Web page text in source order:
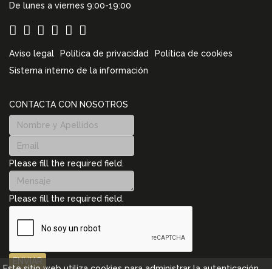
De lunes a viernes 9:00-19:00
Aviso legal Política de privacidad
Política de cookies
Sistema interno de la información
CONTACTA CON NOSOTROS
Please fill the required field.
Please fill the required field.
ENVIAR